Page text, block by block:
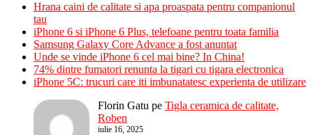
Hrana caini de calitate si apa proaspata pentru companionul
tau
iPhone 6 si iPhone 6 Plus, telefoane pentru toata familia
Samsung Galaxy Core Advance a fost anuntat
Unde se vinde iPhone 6 cel mai bine? In China!
74% dintre fumatori renunta la tigari cu tigara electronica
iPhone 5C: trucuri care iti imbunatatesc experienta de utilizare
Florin Gatu pe Tigla ceramica de calitate,
Roben
iulie 16, 2025